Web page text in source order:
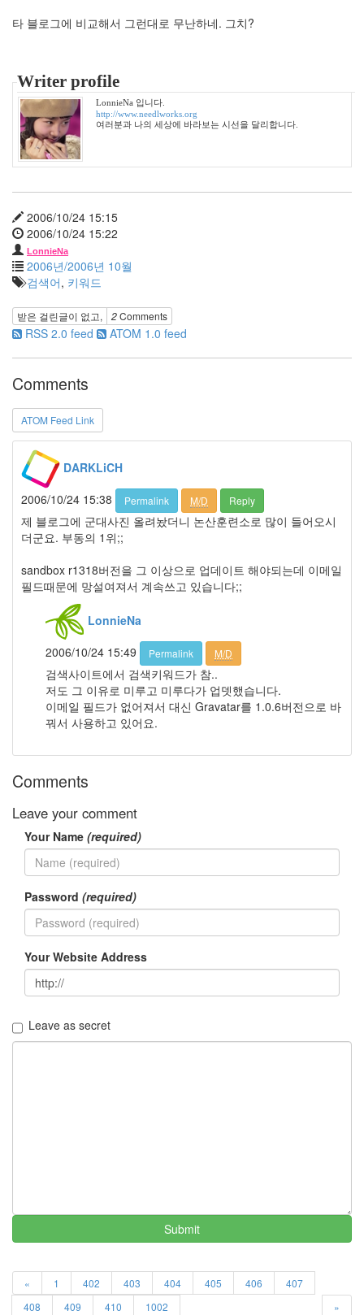
타 블로그에 비교해서 그런대로 무난하네. 그치?
Writer profile
LonnieNa 입니다.
http://www.needlworks.org
여러분과 나의 세상에 바라보는 시선을 달리합니다.
2006/10/24 15:15
2006/10/24 15:22
LonnieNa
2006년/2006년 10월
검색어, 키워드
받은 걸린글이 없고, 2Comments
RSS 2.0 feed ATOM 1.0 feed
Comments
ATOM Feed Link
DARKLiCH
2006/10/24 15:38
Permalink M/D Reply
제 블로그에 군대사진 올려놨더니 논산훈련소로 많이 들어오시
더군요. 부동의 1위;;
sandbox r1318버전을 그 이상으로 업데이트 해야되는데 이메일
필드때문에 망설여져서 계속쓰고 있습니다;;
LonnieNa
2006/10/24 15:49
Permalink M/D
검색사이트에서 검색키워드가 참..
저도 그 이유로 미루고 미루다가 업뎃했습니다.
이메일 필드가 없어져서 대신 Gravatar를 1.0.6버전으로 바
꿔서 사용하고 있어요.
Comments
Leave your comment
Your Name (required)
Password (required)
Your Website Address
Leave as secret
Submit
« 1 402 403 404 405 406
407
408
409 410 1002 »
스
우
폭
설
싸
이
월
이
터
Rainy
Day
팔
캠
핑
Firefox
다
By
LonnieNa
똑
같
조